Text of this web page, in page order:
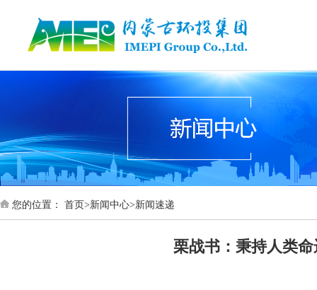
您的位置： 首页>新闻中心>新闻速递
栗战书：秉持人类